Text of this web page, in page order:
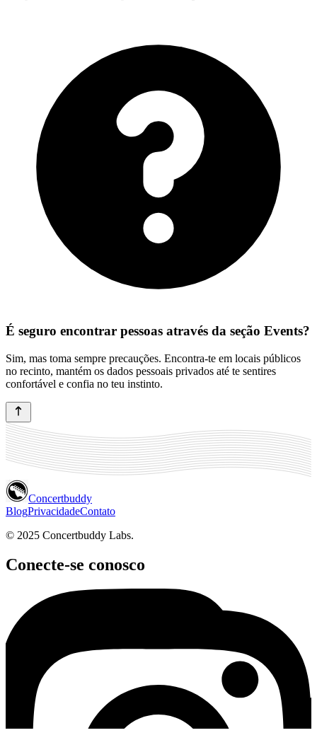
É seguro encontrar pessoas através da seção Events?
Sim, mas toma sempre precauções. Encontra-te em locais públicos
no recinto, mantém os dados pessoais privados até te sentires
confortável e confia no teu instinto.
Concertbuddy
BlogPrivacidadeContato
© 2025 Concertbuddy Labs.
Conecte-se conosco